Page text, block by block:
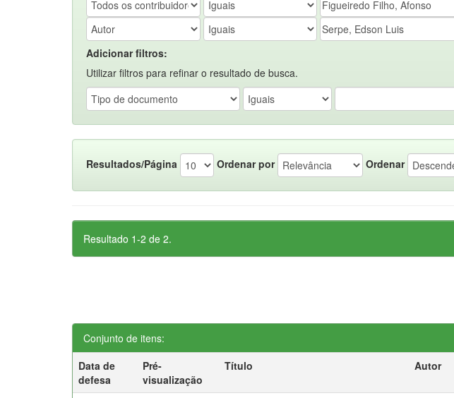
Adicionar filtros:
Utilizar filtros para refinar o resultado de busca.
Resultados/Página Ordenar por Ordenar
Resultado 1-2 de 2.
Conjunto de itens:
Data de
defesa
Pré-
visualização
Título Autor